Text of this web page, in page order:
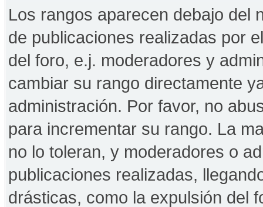
Los rangos aparecen debajo del
de publicaciones realizadas por
del foro, e.j. moderadores y
cambiar su rango directamente
administración. Por favor, no
para incrementar su rango. La
no lo toleran, y moderadores o
publicaciones realizadas,
drásticas, como la expulsión del